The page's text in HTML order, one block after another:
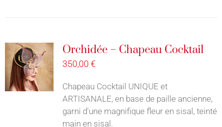
Orchidée – Chapeau Cocktail
350,00 €
Chapeau Cocktail UNIQUE et
ARTISANALE, en base de paille ancienne,
garni d'une magnifique fleur en sisal, teinté
main en sisal.